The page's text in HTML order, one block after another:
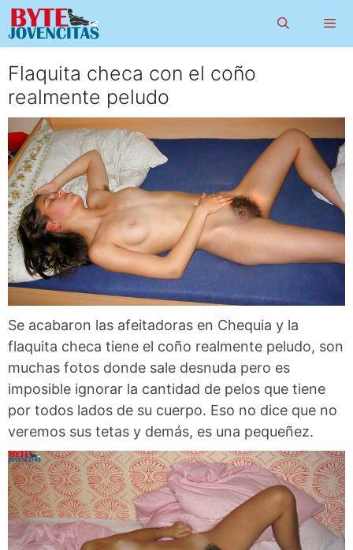
Saltar
al
contenido
Flaquita checa con el coño
realmente peludo
Se acabaron las afeitadoras en Chequia y la
flaquita checa tiene el coño realmente peludo, son
muchas fotos donde sale desnuda pero es
imposible ignorar la cantidad de pelos que tiene
por todos lados de su cuerpo. Eso no dice que no
veremos sus tetas y demás, es una pequeñez.